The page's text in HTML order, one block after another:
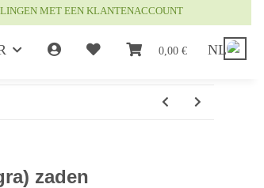
MET EEN KLANTENACCOUNT
0,00 € NL
zaden